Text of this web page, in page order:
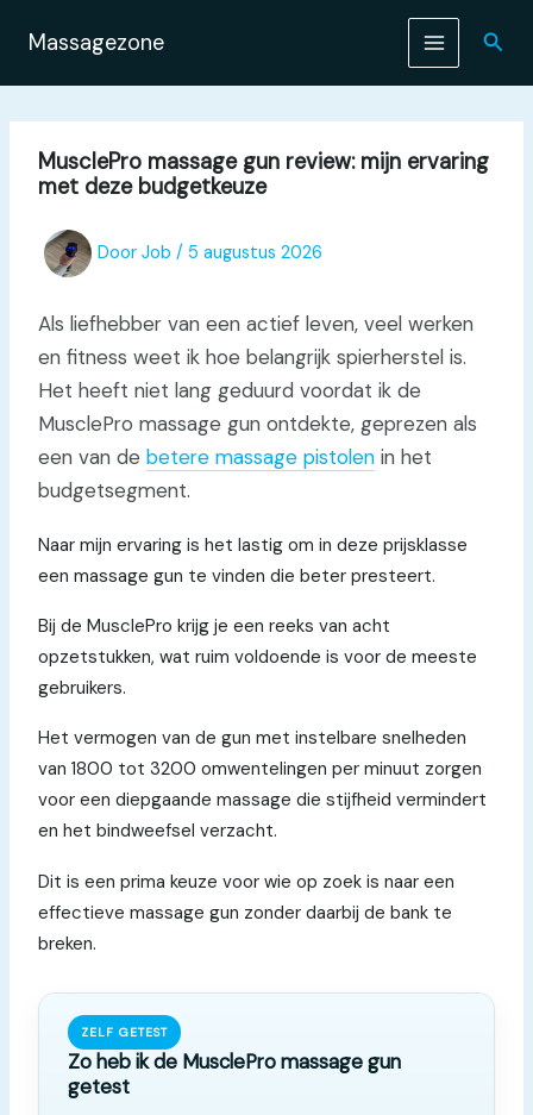
naar
inhoud
Massagezone
MusclePro massage gun review: mijn ervaring
met deze budgetkeuze
Door Job / 5 augustus 2026
Als liefhebber van een actief leven, veel werken
en fitness weet ik hoe belangrijk spierherstel is.
Het heeft niet lang geduurd voordat ik de
MusclePro massage gun ontdekte, geprezen als
een van de betere massage pistolenin het
budgetsegment.
Naar mijn ervaring is het lastig om in deze prijsklasse
een massage gun te vinden die beter presteert.
Bij de MusclePro krijg je een reeks van acht
opzetstukken, wat ruim voldoende is voor de meeste
gebruikers.
Het vermogen van de gun met instelbare snelheden
van 1800 tot 3200 omwentelingen per minuut zorgen
voor een diepgaande massage die stijfheid vermindert
en het bindweefsel verzacht.
Dit is een prima keuze voor wie op zoek is naar een
effectieve massage gun zonder daarbij de bank te
breken.
ZELF GETEST
Zo heb ik de MusclePro massage gun
getest